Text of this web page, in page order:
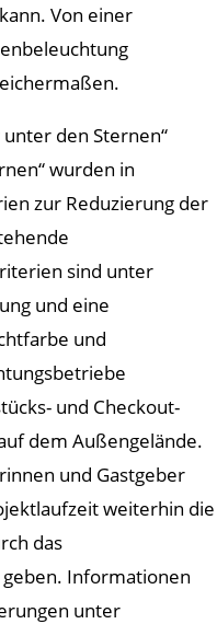
Von einer
den Sternen“
wurden in
zur Reduzierung der
sind unter
und eine
und
und Checkout-
dem Außengelände.
und Gastgeber
weiterhin die
das
Informationen
unter